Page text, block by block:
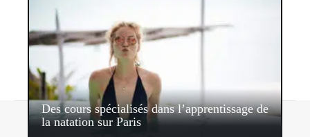
Des cours spécialisés dans l’apprentissage de
la natation sur Paris
Contact Mentions légales Sitemap